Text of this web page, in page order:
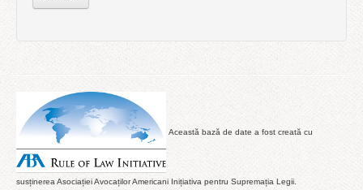
Această bază de date a fost creată cu
susținerea Asociației Avocaților Americani Inițiativa pentru Supremația Legii.